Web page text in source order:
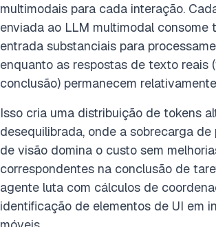
multimodais para cada interação.
enviada ao LLM multimodal consome
entrada substanciais para
enquanto as respostas de texto reais
conclusão) permanecem
Isso cria uma distribuição de tokens
desequilibrada, onde a sobrecarga
de visão domina o custo sem
correspondentes na conclusão de
agente luta com cálculos de
identificação de elementos de UI em